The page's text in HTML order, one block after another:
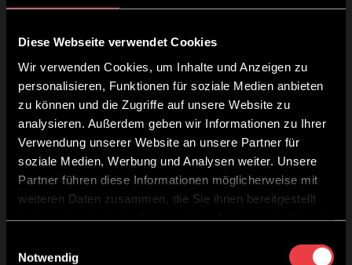
Diese Webseite verwendet Cookies
Wir verwenden Cookies, um Inhalte und Anzeigen zu
personalisieren, Funktionen für soziale Medien anbieten
zu können und die Zugriffe auf unsere Website zu
analysieren. Außerdem geben wir Informationen zu Ihrer
Verwendung unserer Website an unsere Partner für
soziale Medien, Werbung und Analysen weiter. Unsere
Partner führen diese Informationen möglicherweise mit
weiteren Daten zusammen, die Sie ihnen bereitgestellt
Notwendig